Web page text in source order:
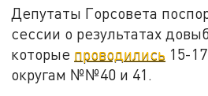
Депутаты Горсовета
сессии о результатах
которые проводились 15-
округам №№40 и 41.